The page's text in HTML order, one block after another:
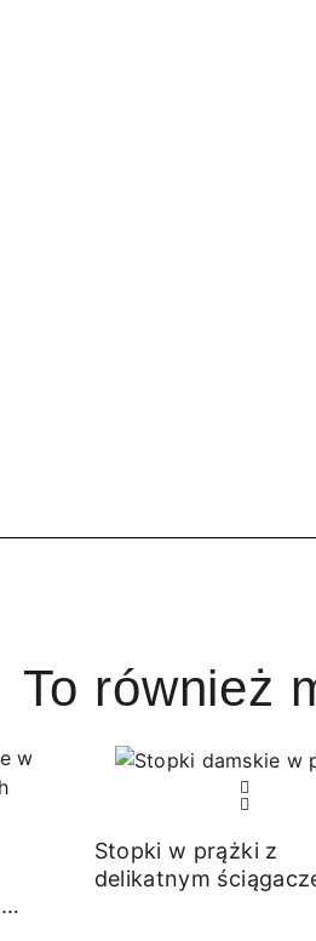
To również
Stopki w prążki z
delikatnym